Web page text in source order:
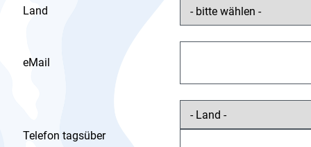
Land
eMail
Telefon tagsüber